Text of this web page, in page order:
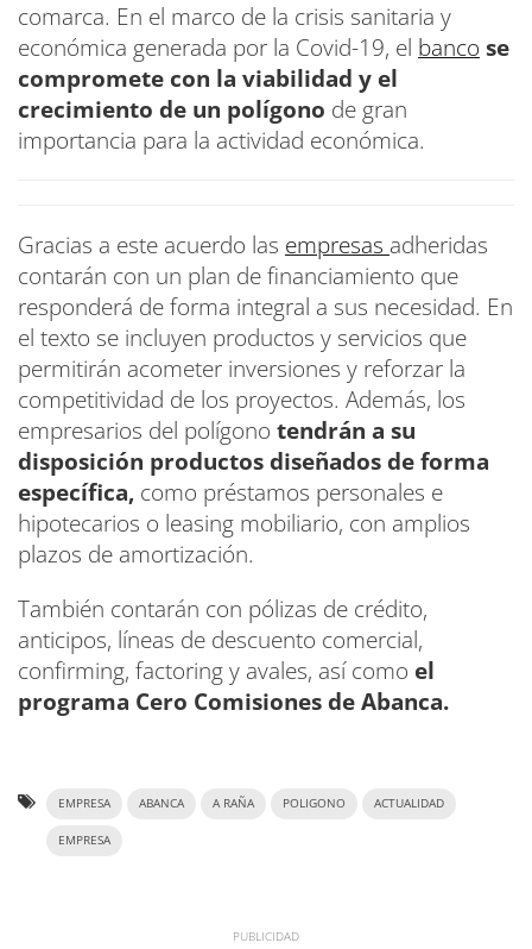
comarca. En el marco de la crisis sanitaria y
económica generada por la Covid-19, el banco se
compromete con la viabilidad y el
crecimiento de un polígono de gran
importancia para la actividad económica.
Gracias a este acuerdo las empresas adheridas
contarán con un plan de financiamiento que
responderá de forma integral a sus necesidad. En
el texto se incluyen productos y servicios que
permitirán acometer inversiones y reforzar la
competitividad de los proyectos. Además, los
empresarios del polígono tendrán a su
disposición productos diseñados de forma
específica, como préstamos personales e
hipotecarios o leasing mobiliario, con amplios
plazos de amortización.
También contarán con pólizas de crédito,
anticipos, líneas de descuento comercial,
confirming, factoring y avales, así como el
programa Cero Comisiones de Abanca.
EMPRESA ABANCA A RAÑA POLIGONO ACTUALIDAD
EMPRESA